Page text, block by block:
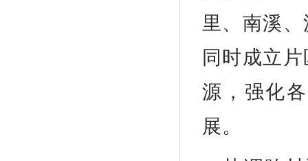
里、南溪
同时成立
源，强化
展。